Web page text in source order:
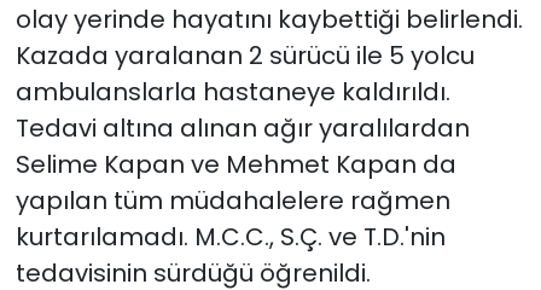
olay yerinde hayatını kaybettiği belirlendi.
Kazada yaralanan 2 sürücü ile 5 yolcu
ambulanslarla hastaneye kaldırıldı.
Tedavi altına alınan ağır yaralılardan
Selime Kapan ve Mehmet Kapan da
yapılan tüm müdahalelere rağmen
kurtarılamadı. M.C.C., S.Ç. ve T.D.'nin
tedavisinin sürdüğü öğrenildi.